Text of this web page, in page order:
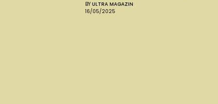
BY ULTRA MAGAZIN
16/05/2025